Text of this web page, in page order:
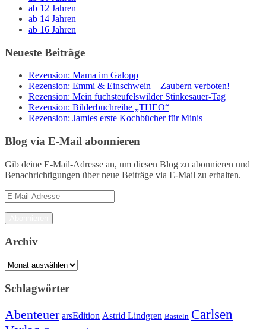
ab 12 Jahren
ab 14 Jahren
ab 16 Jahren
Neueste Beiträge
Rezension: Mama im Galopp
Rezension: Emmi & Einschwein – Zaubern verboten!
Rezension: Mein fuchsteufelswilder Stinkesauer-Tag
Rezension: Bilderbuchreihe „THEO“
Rezension: Jamies erste Kochbücher für Minis
Blog via E-Mail abonnieren
Gib deine E-Mail-Adresse an, um diesen Blog zu abonnieren und
Benachrichtigungen über neue Beiträge via E-Mail zu erhalten.
E-
Mail-
Adresse
Archiv
Archiv
Schlagwörter
Abenteuer arsEdition Astrid Lindgren Basteln Carlsen